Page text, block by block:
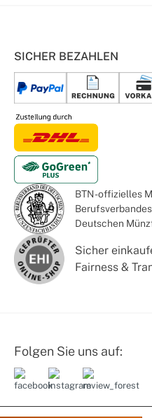
SICHER BEZAHLEN
BTN - offizielles
Deutschen
Sicher
Fairness &
Folgen Sie uns auf: